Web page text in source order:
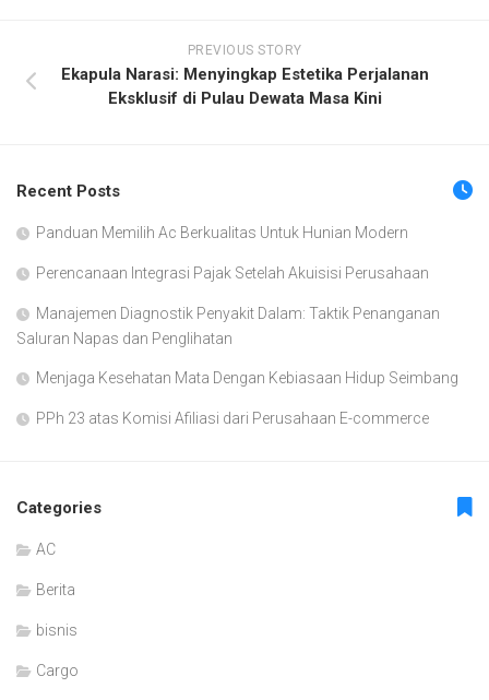
PREVIOUS STORY
Ekapula Narasi: Menyingkap Estetika Perjalanan
Eksklusif di Pulau Dewata Masa Kini
Recent Posts
Panduan Memilih Ac Berkualitas Untuk Hunian Modern
Perencanaan Integrasi Pajak Setelah Akuisisi Perusahaan
Manajemen Diagnostik Penyakit Dalam: Taktik Penanganan
Saluran Napas dan Penglihatan
Menjaga Kesehatan Mata Dengan Kebiasaan Hidup Seimbang
PPh 23 atas Komisi Afiliasi dari Perusahaan E-commerce
Categories
AC
Berita
bisnis
Cargo